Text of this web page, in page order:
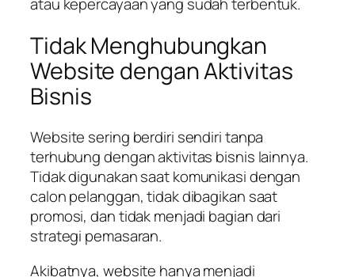
Tidak Menghubungkan
Website dengan Aktivitas
Bisnis
Website sering berdiri sendiri tanpa
terhubung dengan aktivitas bisnis lainnya.
Tidak digunakan saat komunikasi dengan
calon pelanggan, tidak dibagikan saat
promosi, dan tidak menjadi bagian dari
strategi pemasaran.
Akibatnya, website hanya menjadi